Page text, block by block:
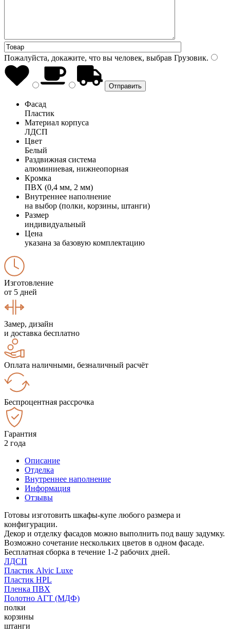
Пожалуйста, докажите, что вы человек, выбрав Грузовик.
Фасад
Пластик
Материал корпуса
ЛДСП
Цвет
Белый
Раздвижная система
алюминиевая, нижнеопорная
Кромка
ПВХ (0,4 мм, 2 мм)
Внутреннее наполнение
на выбор (полки, корзины, штанги)
Размер
индивидуальный
Цена
указана за базовую комплектацию
Изготовление
от 5 дней
Замер, дизайн
и доставка бесплатно
Оплата наличными, безналичный расчёт
Беспроцентная рассрочка
Гарантия
2 года
Описание
Отделка
Внутреннее наполнение
Информация
Отзывы
Готовы изготовить шкафы-купе любого размера и
конфигурации.
Декор и отделку фасадов можно выполнить под вашу задумку.
Возможно сочетание нескольких цветов в одном фасаде.
Бесплатная сборка в течение 1-2 рабочих дней.
ЛДСП
Пластик Alvic Luxe
Пластик HPL
Пленка ПВХ
Полотно АГТ (МДФ)
полки
корзины
штанги